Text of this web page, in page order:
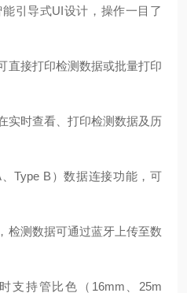
引导式UI设计，操作一目了
直接打印检测数据或批量打印
实时查看、打印检测数据及历
Type B）数据连接功能，可
检测数据可通过蓝牙上传至数
支持管比色（16mm、25m